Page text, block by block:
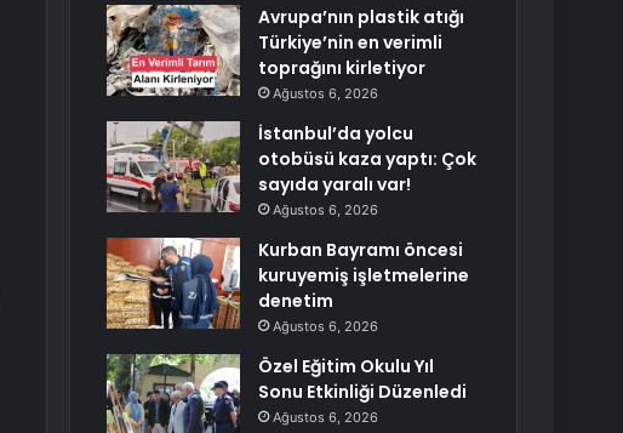
Avrupa’nın plastik atığı
Türkiye’nin en verimli
toprağını kirletiyor
Ağustos 6, 2026
İstanbul’da yolcu
otobüsü kaza yaptı: Çok
sayıda yaralı var!
Ağustos 6, 2026
Kurban Bayramı öncesi
kuruyemiş işletmelerine
denetim
Ağustos 6, 2026
Özel Eğitim Okulu Yıl
Sonu Etkinliği Düzenledi
Ağustos 6, 2026